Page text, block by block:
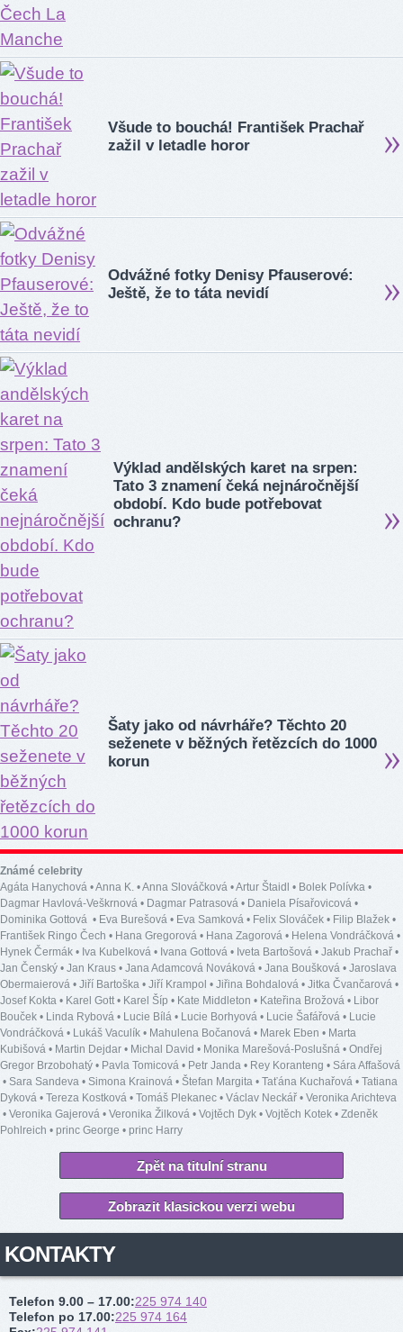
Všude to bouchá! František Prachař
zažil v letadle horor
Odvážné fotky Denisy Pfauserové:
Ještě, že to táta nevidí
Výklad andělských karet na srpen:
Tato 3 znamení čeká nejnáročnější
období. Kdo bude potřebovat
ochranu?
Šaty jako od návrháře? Těchto 20
seženete v běžných řetězcích do 1000
korun
Známé celebrity
Agáta Hanychová •Anna K. •Anna Slováčková •Artur Štaidl • Bolek Polívka •
Dagmar Havlová-Veškrnová • Dagmar Patrasová • Daniela Písařovicová •
Dominika Gottová • Eva Burešová • Eva Samková • Felix Slováček • Filip Blažek •
František Ringo Čech • Hana Gregorová • Hana Zagorová • Helena Vondráčková •
Hynek Čermák • Iva Kubelková • Ivana Gottová • Iveta Bartošová • Jakub Prachař •
Jan Čenský • Jan Kraus • Jana Adamcová Nováková • Jana Boušková • Jaroslava
Obermaierová • Jiří Bartoška • Jiří Krampol • Jiřina Bohdalová • Jitka Čvančarová •
Josef Kokta • Karel Gott• Karel Šíp • Kate Middleton • Kateřina Brožová • Libor
Bouček • Linda Rybová • Lucie Bílá • Lucie Borhyová • Lucie Šafářová • Lucie
Vondráčková • Lukáš Vaculík • Mahulena Bočanová • Marek Eben • Marta
Kubišová • Martin Dejdar • Michal David • Monika Marešová-Poslušná • Ondřej
Gregor Brzobohatý • Pavla Tomicová • Petr Janda • Rey Koranteng • Sára Affašová
• Sara Sandeva • Simona Krainová • Štefan Margita • Taťána Kuchařová • Tatiana
Dyková • Tereza Kostková • Tomáš Plekanec • Václav Neckář • Veronika Arichteva
• Veronika Gajerová • Veronika Žilková • Vojtěch Dyk • Vojtěch Kotek • Zdeněk
Pohlreich • princ George • princ Harry
Zpět na titulní stranu
Zobrazit klasickou verzi webu
KONTAKTY
Telefon 9.00 – 17.00:225 974 140
Telefon po 17.00:225 974 164